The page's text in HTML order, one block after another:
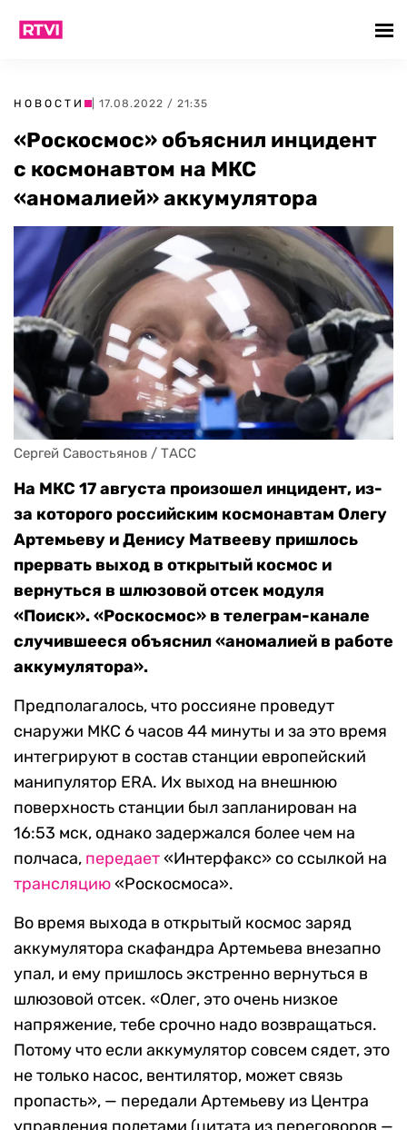
НОВОСТИ | 17.08.2022 / 21:35
«Роскосмос» объяснил инцидент
с космонавтом на МКС
«аномалией» аккумулятора
Сергей Савостьянов / ТАСС
На МКС 17 августа произошел инцидент, из-
за которого российским космонавтам Олегу
Артемьеву и Денису Матвееву пришлось
прервать выход в открытый космос и
вернуться в шлюзовой отсек модуля
«Поиск». «Роскосмос» в телеграм-канале
случившееся объяснил «аномалией в работе
аккумулятора».
Предполагалось, что россияне проведут
снаружи МКС 6 часов 44 минуты и за это время
интегрируют в состав станции европейский
манипулятор ERA. Их выход на внешнюю
поверхность станции был запланирован на
16:53 мск, однако задержался более чем на
полчаса, передает«Интерфакс» со ссылкой на
трансляцию«Роскосмоса».
Во время выхода в открытый космос заряд
аккумулятора скафандра Артемьева внезапно
упал, и ему пришлось экстренно вернуться в
шлюзовой отсек. «Олег, это очень низкое
напряжение, тебе срочно надо возвращаться.
Потому что если аккумулятор совсем сядет, это
не только насос, вентилятор, может связь
пропасть», — передали Артемьеву из Центра